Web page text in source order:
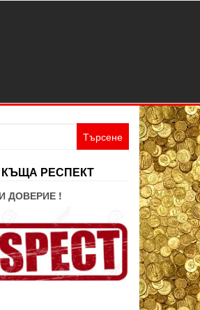
РЕСПЕКТ
ДОВЕРИЕ !